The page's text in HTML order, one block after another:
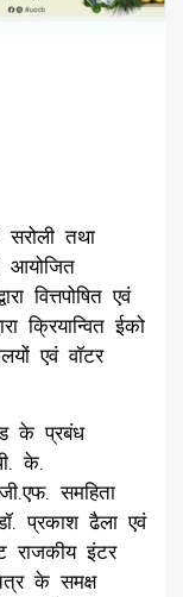
तथा
आयोजित
वित्तपोषित एवं
क्रियान्वित ईको
एवं वॉटर
के प्रबंध
के.
समहिता
प्रकाश ढैला एवं
राजकीय इंटर
के समक्ष